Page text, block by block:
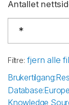
Antallet
Filtre: fjern alle
Brukertilgang:
Database:
Knowledge